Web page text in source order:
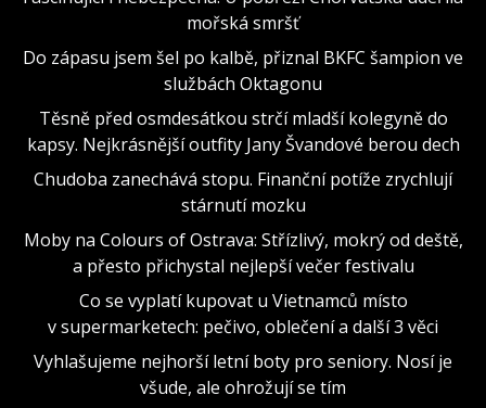
mořská smršť
Do zápasu jsem šel po kalbě, přiznal BKFC šampion ve
službách Oktagonu
Těsně před osmdesátkou strčí mladší kolegyně do
kapsy. Nejkrásnější outfity Jany Švandové berou dech
Chudoba zanechává stopu. Finanční potíže zrychlují
stárnutí mozku
Moby na Colours of Ostrava: Střízlivý, mokrý od deště,
a přesto přichystal nejlepší večer festivalu
Co se vyplatí kupovat u Vietnamců místo
v supermarketech: pečivo, oblečení a další 3 věci
Vyhlašujeme nejhorší letní boty pro seniory. Nosí je
všude, ale ohrožují se tím